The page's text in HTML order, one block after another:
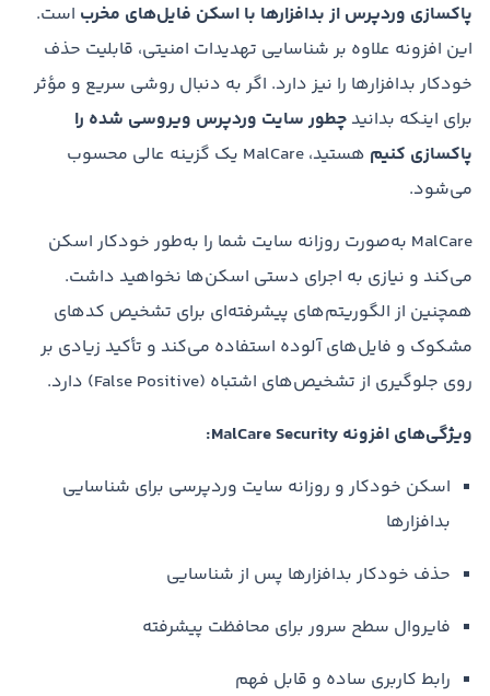
پاکسازی وردپرس از بدافزارها با اسکن فایل‌های مخرباست.
این افزونه علاوه بر شناسایی تهدیدات امنیتی، قابلیت حذف
خودکار بدافزارها را نیز دارد. اگر به دنبال روشی سریع و مؤثر
برای اینکه بدانید چطور سایت وردپرس ویروسی شده را
پاکسازی کنیم
هستید، MalCare یک گزینه عالی محسوب
می‌شود.
MalCare به‌صورت روزانه سایت شما را به‌طور خودکار اسکن
می‌کند و نیازی به اجرای دستی اسکن‌ها نخواهید داشت.
همچنین از الگوریتم‌های پیشرفته‌ای برای تشخیص کدهای
مشکوک و فایل‌های آلوده استفاده می‌کند و تأکید زیادی بر
روی جلوگیری از تشخیص‌های اشتباه (False Positive) دارد.
ویژگی‌های افزونه MalCare Security:
اسکن خودکار و روزانه سایت وردپرسی برای شناسایی
بدافزارها
حذف خودکار بدافزارها پس از شناسایی
فایروال سطح سرور برای محافظت پیشرفته
رابط کاربری ساده و قابل فهم